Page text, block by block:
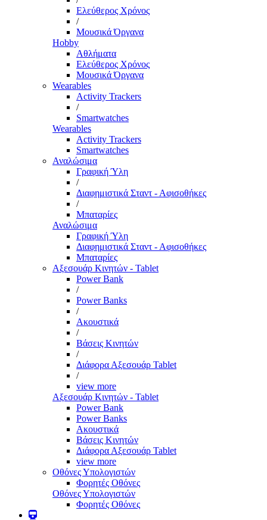
Ελεύθερος Χρόνος
/
Μουσικά Όργανα
Hobby
Αθλήματα
Ελεύθερος Χρόνος
Μουσικά Όργανα
Wearables
Activity Trackers
/
Smartwatches
Wearables
Activity Trackers
Smartwatches
Αναλώσιμα
Γραφική Ύλη
/
Διαφημιστικά Σταντ - Αφισοθήκες
/
Μπαταρίες
Αναλώσιμα
Γραφική Ύλη
Διαφημιστικά Σταντ - Αφισοθήκες
Μπαταρίες
Αξεσουάρ Κινητών - Tablet
Power Bank
/
Power Banks
/
Ακουστικά
/
Βάσεις Κινητών
/
Διάφορα Αξεσουάρ Tablet
/
view more
Αξεσουάρ Κινητών - Tablet
Power Bank
Power Banks
Ακουστικά
Βάσεις Κινητών
Διάφορα Αξεσουάρ Tablet
view more
Οθόνες Υπολογιστών
Φορητές Οθόνες
Οθόνες Υπολογιστών
Φορητές Οθόνες